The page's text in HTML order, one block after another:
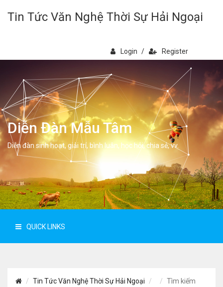
Tin Tức Văn Nghệ Thời Sự Hải Ngoại
Login / Register
Diễn Đàn Mẫu Tâm
Diễn đàn sinh hoạt, giải trí, bình luân, học hỏi, chia sẻ, vv.
QUICK LINKS
Tin Tức Văn Nghệ Thời Sự Hải Ngoại Tìm kiếm